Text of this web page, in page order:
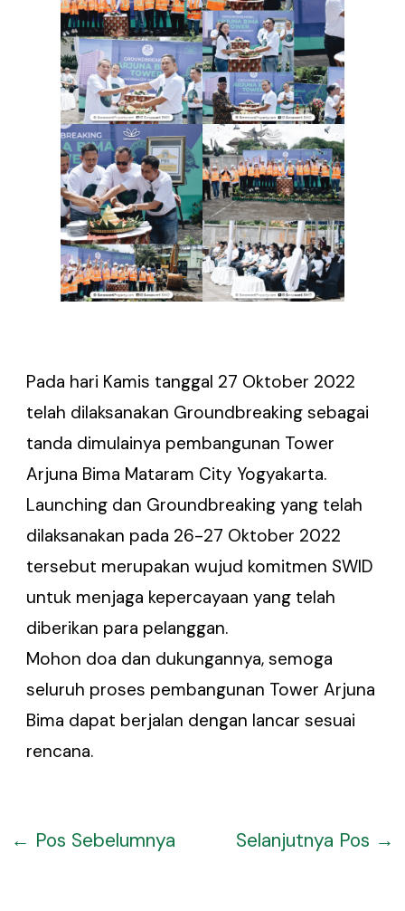
Pada hari Kamis tanggal 27 Oktober 2022
telah dilaksanakan Groundbreaking sebagai
tanda dimulainya pembangunan Tower
Arjuna Bima Mataram City Yogyakarta.
Launching dan Groundbreaking yang telah
dilaksanakan pada 26-27 Oktober 2022
tersebut merupakan wujud komitmen SWID
untuk menjaga kepercayaan yang telah
diberikan para pelanggan.
Mohon doa dan dukungannya, semoga
seluruh proses pembangunan Tower Arjuna
Bima dapat berjalan dengan lancar sesuai
rencana.
← Pos Sebelumnya Selanjutnya Pos →